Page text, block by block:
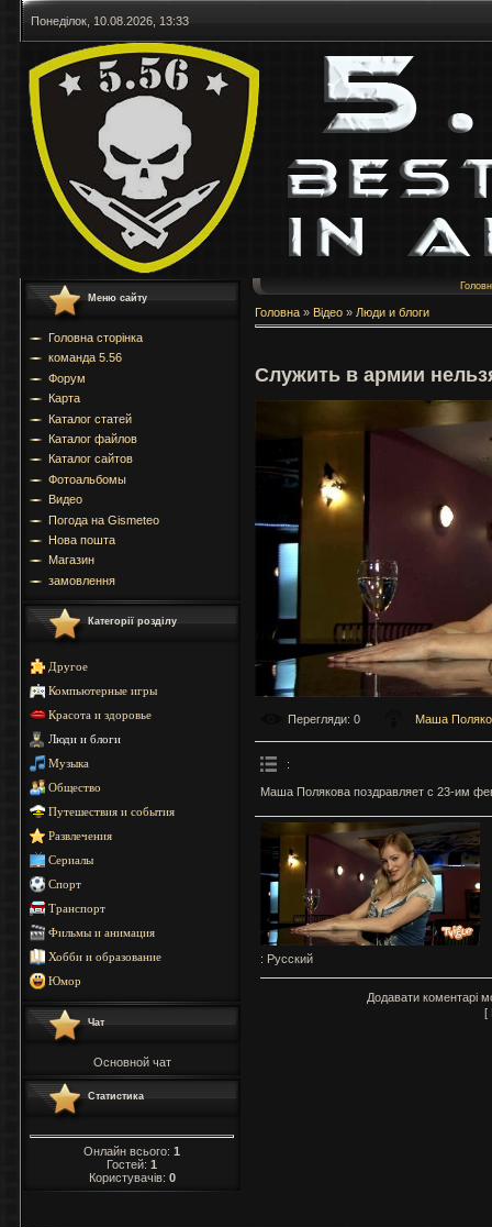
Понеділок, 10.08.2026, 13:33
Меню сайту
Головна сторінка
команда 5.56
Форум
Карта
Каталог статей
Каталог файлов
Каталог сайтов
Фотоальбомы
Видео
Погода на Gismeteo
Нова пошта
Магазин
замовлення
Категорії розділу
Другое
Компьютерные игры
Красота и здоровье
Люди и блоги
Музыка
Общество
Путешествия и события
Развлечения
Сериалы
Спорт
Транспорт
Фильмы и анимация
Хобби и образование
Юмор
Чат
Основной чат
Статистика
Онлайн всього: 1
Гостей: 1
Користувачів: 0
Головна » Відео » Люди и блоги
Служить в армии
Перегляди: 0 Маша
:
Маша Полякова поздравляет с 23-им
: Русский
Додавати коментарі
[